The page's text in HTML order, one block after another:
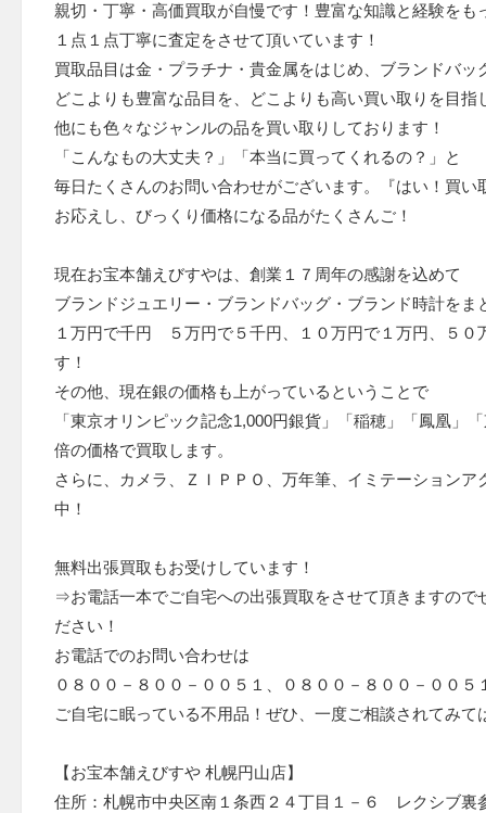
親切・丁寧・高価買取が自慢です！豊富な知識と経験をも
１点１点丁寧に査定をさせて頂いています！
買取品目は金・プラチナ・貴金属をはじめ、ブランドバッ
どこよりも豊富な品目を、どこよりも高い買い取りを目指
他にも色々なジャンルの品を買い取りしております！
「こんなもの大丈夫？」「本当に買ってくれるの？」と
毎日たくさんのお問い合わせがございます。『はい！買い
お応えし、びっくり価格になる品がたくさんご！
現在お宝本舗えびすやは、創業１７周年の感謝を込めて
ブランドジュエリー・ブランドバッグ・ブランド時計をま
１万円で千円 ５万円で５千円、１０万円で１万円、５０
す！
その他、現在銀の価格も上がっているということで
「東京オリンピック記念1,000円銀貨」「稲穂」「鳳凰」
倍の価格で買取します。
さらに、カメラ、ＺＩＰＰＯ、万年筆、イミテーション
中！
無料出張買取もお受けしています！
⇒お電話一本でご自宅への出張買取をさせて頂きますので
ださい！
お電話でのお問い合わせは
０８００－８００－００５１、０８００－８００－００５
ご自宅に眠っている不用品！ぜひ、一度ご相談されてみて
【お宝本舗えびすや 札幌円山店】
住所：札幌市中央区南１条西２４丁目１－６ レクシブ裏